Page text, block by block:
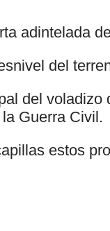
adintelada
del
del voladizo
Guerra Civil.
estos